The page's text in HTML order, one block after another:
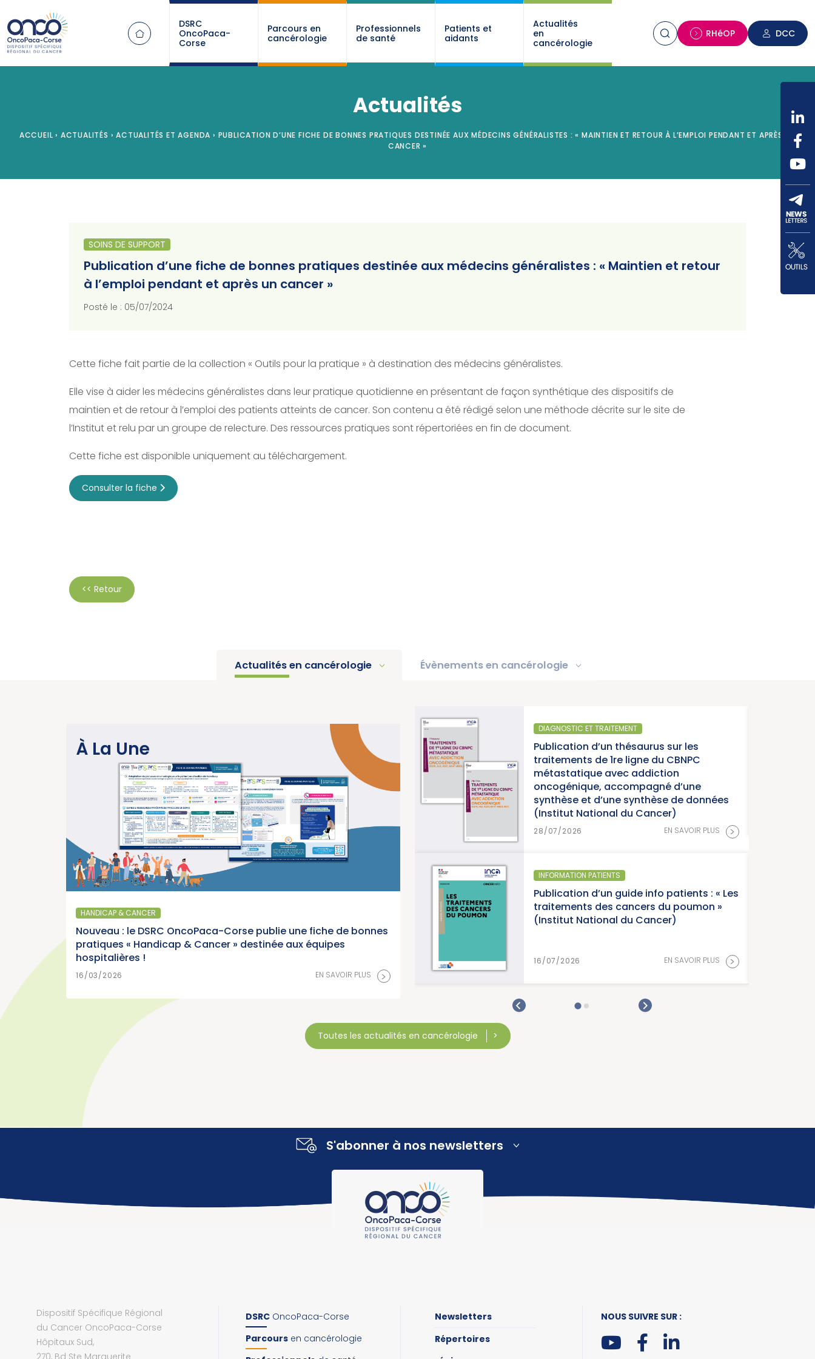
DSRC
OncoPaca-
Corse
Parcours en
cancérologie
Professionnels
de santé
Patients et
aidants
Actualités
en
cancérologie
RHéOP DCC
Actualités
ACCUEIL › ACTUALITÉS › ACTUALITÉS ET AGENDA › PUBLICATION D’UNE FICHE DE BONNES PRATIQUES DESTINÉE AUX MÉDECINS GÉNÉRALISTES : « MAINTIEN ET RETOUR À L’EMPLOI PENDANT ET APRÈS UN
CANCER »
SOINS DE SUPPORT
Publication d’une fiche de bonnes pratiques destinée aux médecins généralistes : « Maintien et retour
à l’emploi pendant et après un cancer »
Posté le : 05/07/2024
Cette fiche fait partie de la collection « Outils pour la pratique » à destination des médecins généralistes.
Elle vise à aider les médecins généralistes dans leur pratique quotidienne en présentant de façon synthétique des dispositifs de
maintien et de retour à l’emploi des patients atteints de cancer. Son contenu a été rédigé selon une méthode décrite sur le site de
l’Institut et relu par un groupe de relecture. Des ressources pratiques sont répertoriées en fin de document.
Cette fiche est disponible uniquement au téléchargement.
Consulter la fiche
<< Retour
Actualités en cancérologie Évènements en cancérologie
À La Une
HANDICAP & CANCER
Nouveau : le DSRC OncoPaca-Corse publie une fiche de bonnes
pratiques « Handicap & Cancer » destinée aux équipes
hospitalières !
16/03/2026 EN SAVOIR PLUS >
Parution du rapport d’activité 2025 « Une
année charnière pour la lutte contre les
cancers » (Institut National du Cancer)
15/07/2026 EN SAVOIR PLUS >
SANTÉ PUBLIQUE - ÉPIDÉMIOLOGIE
Parution du panorama des cancers en
France, édition 2026 (Institut National du
Cancer)
15/07/2026
DIAGNOSTIC ET TRAITEMENT
Publication d’un thésaurus sur les
traitements de 1re ligne du CBNPC
métastatique avec addiction
oncogénique, accompagné d’une
synthèse et d’une synthèse de données
(Institut National du Cancer)
INFORMATION PATIENTS
Publication d’un guide info patients : « Les
traitements des cancers du poumon »
(Institut National du Cancer)
16/07/2026
Toutes les actualités en cancérologie
S'abonner à nos newsletters
Dispositif Spécifique Régional
du Cancer OncoPaca-Corse
Hôpitaux Sud,
270, Bd Ste Marguerite
DSRC OncoPaca-Corse
Parcours en cancérologie
Newsletters
Répertoires
NOUS SUIVRE SUR :